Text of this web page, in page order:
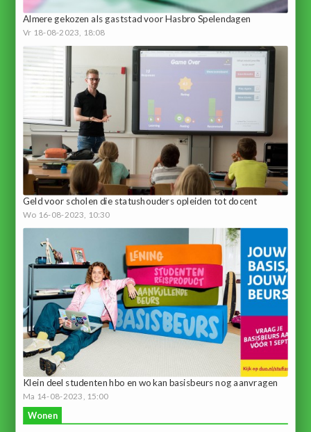
Almere gekozen als gaststad voor Hasbro Spelendagen
Vr 18-08-2023, 18:08
Geld voor scholen die statushouders opleiden tot docent
Wo 16-08-2023, 10:30
Klein deel studenten hbo en wo kan basisbeurs nog aanvragen
Ma 14-08-2023, 15:00
Wonen